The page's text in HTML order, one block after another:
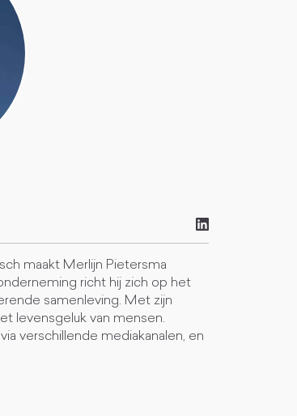
maakt Merlijn Pietersma
richt hij zich op het
samenleving. Met zijn
levensgeluk van mensen.
verschillende mediakanalen, en